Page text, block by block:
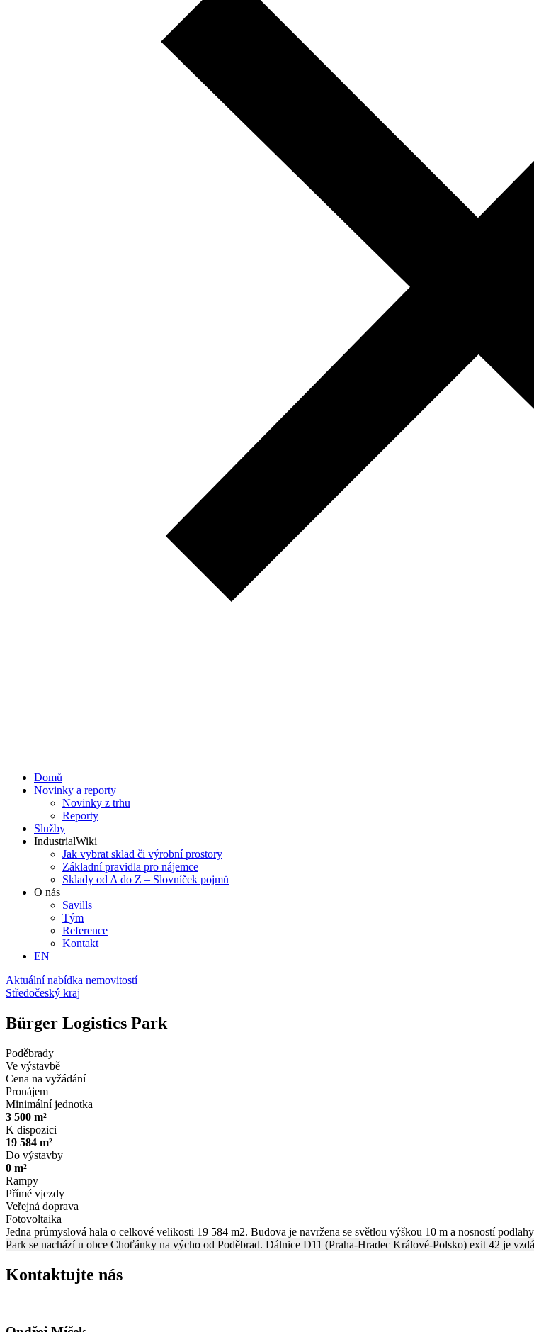
Domů
Novinky a reporty
Novinky z trhu
Reporty
Služby
IndustrialWiki
Jak vybrat sklad či výrobní prostory
Základní pravidla pro nájemce
Sklady od A do Z – Slovníček pojmů
O nás
Savills
Tým
Reference
Kontakt​
EN
Aktuální nabídka nemovitostí
Středočeský kraj
Bürger Logistics Park
Poděbrady
Ve výstavbě
Cena na vyžádání
Pronájem
Minimální jednotka
3 500 m²
K dispozici
19 584 m²
Do výstavby
0 m²
Rampy
Přímé vjezdy
Veřejná doprava
Fotovoltaika
Jedna průmyslová hala o celkové velikosti 19 584 m2. Budova je navržena se světlou výškou 10 m a nosností
Park se nachází u obce Choťánky na výcho od Poděbrad. Dálnice D11 (Praha-Hradec Králové-Polsko) exit 42 je
Kontaktujte nás